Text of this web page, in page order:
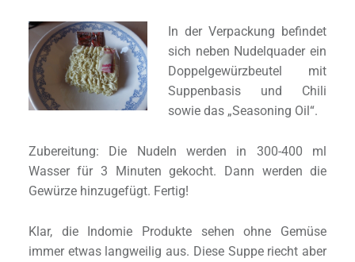
In der Verpackung befindet
sich neben Nudelquader ein
Doppelgewürzbeutel mit
Suppenbasis und Chili
sowie das „Seasoning Oil“.
Zubereitung: Die Nudeln werden in 300-400 ml
Wasser für 3 Minuten gekocht. Dann werden die
Gewürze hinzugefügt. Fertig!
Klar, die Indomie Produkte sehen ohne Gemüse
immer etwas langweilig aus. Diese Suppe riecht aber